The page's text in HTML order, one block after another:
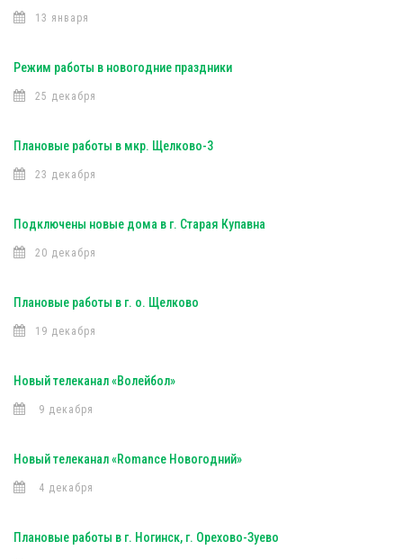
13 января
Режим работы в новогодние праздники
25 декабря
Плановые работы в мкр. Щелково-3
23 декабря
Подключены новые дома в г. Старая Купавна
20 декабря
Плановые работы в г. о. Щелково
19 декабря
Новый телеканал «Волейбол»
9 декабря
Новый телеканал «Romance Новогодний»
4 декабря
Плановые работы в г. Ногинск, г. Орехово-Зуево